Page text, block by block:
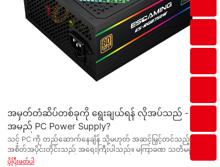
အမှတ်တံဆိပ်တစ်ခုကို ရွေးချယ်ရန် လိုအပ်သည် -
အမည် PC Power Supply?
သင့် PC ကို တည်ဆောက်နေချိန် သို့မဟုတ် အဆင့်မြှင့်တင်သည့်အခါ အစိတ်အပိုင်းတိုင်းသည် အရေးကြီးပါသည်။ မကြာခဏ သတိမမူမိသေးသော အရေးကြီးသော အစိတ်အပိုင်းတစ်ခုမှာ ပါဝါထောက်ပံ့ရေးယူနစ် (PSU) ဖြစ်သည်။ ဤဆောင်းပါးတွင်၊ ယုံကြည်စိတ်ချရသောအမှတ်တံဆိပ်အမည် PSU ကိုရွေးချယ်ခြင်းသည် သင့်ကွန်ပြူတာစနစ်၏အသက်ရှည်မှုနှင့်စွမ်းဆောင်ရည်အတွက်မရှိမဖြစ်လိုအပ်သောအကြောင်းရင်းများကိုအသေးစိတ်ဖော်ပြပါမည်။ သင်၏ PC တည်ဆောက်မှုအတွက် သင်၏ PSU ရွေးချယ်မှုကို ဂရုတစိုက် စဉ်းစားရန် အဘယ်ကြောင့် လိုအပ်သည်ကို ရှာဖွေကြည့်ကြပါစို့။ - ယုံကြည်စိတ်ချရသော PC Power Supply Brand ကိုရွေးချယ်ခြင်း၏အရေးကြီးမှု ကွန်ပြူတာတစ်လုံး တည်ဆောက်ခြင်း သို့မဟုတ် အဆင့်မြှင့်တင်ခြင်း နှင့်ပတ်သက်လာလျှင် လျစ်လျူရှုခံရလေ့ရှိသော အရေးကြီးဆုံးအစိတ်အပိုင်းတစ်ခုမှာ ပါဝါထောက်ပံ့ရေးယူနစ် (PSU) ဖြစ်သည်။ ယုံကြည်စိတ်ချရသော PSU သည် သင့်ကွန်ပျူတာစနစ်၏ တည်ငြိမ်မှုနှင့် စွမ်းဆောင်ရည်ကို သေချာစေရန်အတွက် မရှိမဖြစ်လိုအပ်ပါသည်။ ဤဆောင်းပါးတွင်၊ ယုံကြည်စိတ်ချရသော PC ပါဝါထောက်ပံ့မှုအမှတ်တံဆိပ်ကိုရွေးချယ်ခြင်း၏အရေးကြီးမှုနှင့် ပါဝါထောက်ပံ့သူ သို့မဟုတ် ထုတ်လုပ်သူအား ရွေးချယ်ရာတွင် ထည့်သွင်းစဉ်းစားရမည့် အဓိကအချက်များအကြောင်း အသေးစိပ်ဖော်ပြပါမည်။ ကျော်ကြားသော PC ပါဝါထောက်ပံ့ရေးအမှတ်တံဆိပ်ကို ရွေးချယ်ခြင်းသည် အကြောင်းအမျိုးမျိုးကြောင့် အရေးကြီးပါသည်။ ပထမဦးစွာ၊ အရည်အသွေးပြည့်မီသော PSU သည် သင့်ကွန်ပြူတာအတွင်းရှိ အစိတ်အပိုင်းအားလုံးကို ချောမွေ့ပြီး ထိရောက်စွာလည်ပတ်နိုင်စေရန် တည်ငြိမ်ပြီး တသမတ်တည်း ပါဝါထောက်ပံ့မှုကို ပေးပါလိမ့်မည်။ အခြားတစ်ဖက်တွင်၊ စျေးပေါသော သို့မဟုတ် ယုံကြည်စိတ်ချရသော PSU သည် ပါဝါအတက်အကျများကို ဖြစ်ပေါ်စေနိုင်ပြီး၊ ၎င်းသည် ဟာ့ဒ်ဝဲပျက်စီးမှုနှင့် စနစ်ပျက်ကျမှုကို ဖြစ်စေနိုင်သည်။ ထို့အပြင်၊ ကျော်ကြားသော ပါဝါထောက်ပံ့သည့် ထုတ်လုပ်သူသည် ၎င်းတို့၏ ထုတ်ကုန်များအတွက် အာမခံချက်တစ်ခု ပေးမည်ဖြစ်ပြီး သင်၏ရင်းနှီးမြှုပ်နှံမှုကို အကာအကွယ်ပေးကြောင်း စိတ်အေးချမ်းသာမှုနှင့် အာမခံချက်ပေးမည်ဖြစ်သည်။ ဤအာမခံချက်သည် PSU ချို့ယွင်းမှုကြောင့် သင့်စနစ်ရှိ အခြားအစိတ်အပိုင်းများအတွက် ပျက်စီးဆုံးရှုံးမှုများကို အကျုံးဝင်စေပြီး ငွေကုန်ကြေးကျများသော ပြုပြင်မှုများ သို့မဟုတ် အစားထိုးမှုများမှ သင့်ကို သက်သာစေပါသည်။ ထို့အပြင်၊ လူသိများပြီး ထူထောင်ထားသော အမှတ်တံဆိပ်တစ်ခုကို ရွေးချယ်ခြင်းသည် ဘေးကင်းမှုနှင့် စွမ်းဆောင်ရည်အတွက် စမ်းသပ်ပြီး အသိအမှတ်ပြုထားသော ထုတ်ကုန်တစ်ခုကို ဝယ်ယူကြောင်း သေချာစေမည်ဖြစ်သည်။ ဂုဏ်သိက္ခာရှိသော ပါဝါထောက်ပံ့ရောင်းချသူများသည် တင်းကျပ်သော အရည်အသွေးထိန်းချုပ်မှုအစီအမံများနှင့် စက်မှုလုပ်ငန်းစံနှုန်းများကို လိုက်နာကြပြီး၊ ၎င်းတို့၏ထုတ်ကုန်များသည် ယုံကြည်စိတ်ချရမှုနှင့် ထိရောက်မှုအမြင့်ဆုံးအဆင့်များပြည့်မီကြောင်း အာမခံပါသည်။ ပါဝါထောက်ပံ့ရေး ပေးသွင်းသူ သို့မဟုတ် ထုတ်လုပ်သူအား ရွေးချယ်ရာတွင် ထည့်သွင်းစဉ်းစားရမည့် အချက်များစွာရှိသည်။ ပထမဦးစွာ၊ သင့်ကွန်ပျူတာစနစ်၏ ပါဝါလိုအပ်ချက်များနှင့် ကိုက်ညီကြောင်း သေချာစေရန် PSU ၏ wattage rating ကို စစ်ဆေးပါ။ အနာဂတ်အဆင့်မြှင့်တင်မှုများ သို့မဟုတ် တိုးချဲ့မှုများအတွက် သင့်စနစ်လိုအပ်သည်ထက် အနည်းငယ်ပိုသော ဝပ်အားရှိသော PSU ကို ရွေးချယ်ရန် အရေးကြီးသည်။ ထို့အပြင်၊ လည်ပတ်နေစဉ်အတွင်း အပူအဖြစ် ပါဝါမည်မျှ ဖြုန်းတီးသည်ကို ဆုံးဖြတ်ပေးမည်ဖြစ်သောကြောင့် PSU ၏ စွမ်းဆောင်ရည်အဆင့်သတ်မှတ်ချက်ကို ထည့်သွင်းစဉ်းစားပါ။ ယူနစ်သည် စက်မှုလုပ်ငန်းမှသတ်မှတ်ထားသော အချို့သောထိရောက်မှုစံနှုန်းများနှင့်ကိုက်ညီကြောင်းပြသသည့် 80 Plus အသိအမှတ်ပြုလက်မှတ်ဖြင့် PSUs ကိုရှာဖွေပါ။ ထည့်သွင်းစဉ်းစားရန် နောက်ထပ်အရေးကြီးသည့်အချက်မှာ PSU တွင် အသုံးပြုထားသော အစိတ်အပိုင်းများ၏ အရည်အသွေးဖြစ်သည်။ ရေရှည်ယုံကြည်စိတ်ချရမှုနှင့် စွမ်းဆောင်ရည်ကိုသေချာစေရန် အရည်အသွေးမြင့် ကာပတ်စီတာများ၊ ထရန်စဖော်မာများနှင့် အခြားအစိတ်အပိုင်းများကို အသုံးပြုသည့် ပါဝါထောက်ပံ့ရေးထုတ်လုပ်သူအား ရွေးချယ်ပါ။ နိဂုံးချုပ်အနေဖြင့်၊ ယုံကြည်စိတ်ချရသော PC ပါဝါထောက်ပံ့မှုအမှတ်တံဆိပ်ကို ရွေးချယ်ခြင်းသည် သင့်ကွန်ပျူတာစနစ်၏ အလုံးစုံတည်ငြိမ်မှုနှင့် စွမ်းဆောင်ရည်အတွက် မရှိမဖြစ်လိုအပ်ပါသည်။ ကျော်ကြားသော ပါဝါထောက်ပံ့သူ သို့မဟုတ် ထုတ်လုပ်သူအား ရွေးချယ်ခြင်းဖြင့်၊ သင့်စနစ်သည် ဟာ့ဒ်ဝဲပျက်စီးမှု သို့မဟုတ် စနစ်ပျက်ဆီးမှုအန္တရာယ်မရှိဘဲ ချောမွေ့ပြီး ထိရောက်စွာလည်ပတ်ကြောင်း သေချာစေနိုင်ပါသည်။ သင့်ဆုံးဖြတ်ချက်ချရာတွင် ဝပ်အား၊ ထိရောက်မှုအဆင့်သတ်မှတ်ချက်နှင့် အစိတ်အပိုင်းအရည်အသွေးတို့ကဲ့သို့သော အကြောင်းရင်းများကို ထည့်သွင်းစဉ်းစားရန် မမေ့ပါနှင့်၊ စက်မှုလုပ်ငန်းတွင် ယုံကြည်စိတ်ချရသော အမှတ်တံဆိပ်ကို အမြဲရွေးချယ်ပါ။ - Brand-Name PC Power Supply ကိုရွေးချယ်ရာတွင် ထည့်သွင်းစဉ်းစားရမည့်အချက်များ ကွန်ပြူတာတစ်လုံးတည်ဆောက်ခြင်း သို့မဟုတ် အဆင့်မြှင့်တင်ခြင်းတွင် ထည့်သွင်းစဉ်းစားရမည့် အရေးကြီးဆုံးအစိတ်အပိုင်းတစ်ခုမှာ ပါဝါထောက်ပံ့ရေးယူနစ် (PSU) ဖြစ်သည်။ PC ပါဝါထောက်ပံ့မှုသည် ကွန်ပျူတာအတွင်းရှိ အစိတ်အပိုင်းအားလုံးကို လိုအပ်သော လျှပ်စစ်စွမ်းအင်ကို ပေးဆောင်ရန် တာဝန်ရှိသည်။ မကြာသေးမီနှစ်များအတွင်း၊ သင့် PC အတွက် အမှတ်တံဆိပ်အမည်ပါဝါထောက်ပံ့မှုရွေးချယ်ခြင်း၏ အရေးပါမှုအပေါ် အလေးပေးမှု တိုးလာခဲ့သည်။ အဘယ်ကြောင့်ဆိုသော် ပါဝါထောက်ပံ့မှုအားလုံးကို ညီတူညီမျှ ဖန်တီးထားခြင်းမဟုတ်သောကြောင့်၊ ယုံကြည်စိတ်ချရပြီး ဂုဏ်သိက္ခာရှိသော အမှတ်တံဆိပ်ကို ရွေးချယ်ခြင်းသည် သင့်ကွန်ပျူတာ၏ စွမ်းဆောင်ရည်နှင့် ကြာရှည်မှုကို သိသာထင်ရှားစွာ ကွာခြားသွားစေနိုင်ပါသည်။ Brand-name PC power supply ကိုရွေးချယ်ရာတွင် ထည့်သွင်းစဉ်းစားရမည့်အချက်များစွာရှိပါသည်။ အရေးကြီးဆုံးအချက်တစ်ခုမှာ power supply တွင်အသုံးပြုသောအစိတ်အပိုင်းများ၏အရည်အသွေးဖြစ်သည်။ အရည်အသွေးမြင့် ပါဝါထောက်ပံ့မှုသည် အရည်အသွေးမြင့် ကာပတ်စီတာများနှင့် ထရန်စစ္စတာများကဲ့သို့ ကြာရှည်ခံရန် ဒီဇိုင်းထုတ်ထားသည့် အစိတ်အပိုင်းများကို အသုံးပြုမည်ဖြစ်သည်။ ဤအစိတ်အပိုင်းများသည် ပိုမိုယုံကြည်စိတ်ချရပြီး ပျက်ကွက်နိုင်ခြေနည်းသောကြောင့် သင့်ကွန်ပြူတာအစိတ်အပိုင်းများကို ထိခိုက်ပျက်စီးမှုမှ ကာကွယ်နိုင်ပါသည်။ ဆန့်ကျင်ဘက်အားဖြင့် အရည်အသွေးနိမ့် ပါဝါထောက်ပံ့မှုများသည် ပျက်ကွက်နိုင်ခြေပိုများသော ဈေးပေါသော အစိတ်အပိုင်းများကို အသုံးပြုနိုင်ပြီး သင့်ကွန်ပြူတာပျက်စီးမှုနှင့် ဒေတာများ ဆုံးရှုံးနိုင်ခြေကို ဖြစ်စေသည်။ Brand-name PC ပါဝါထောက်ပံ့မှုကို ရွေးချယ်ရာတွင် ထည့်သွင်းစဉ်းစားရမည့် နောက်ထပ်အချက်မှာ စွမ်းဆောင်ရည်အဆင့်သတ်မှတ်ချက်ဖြစ်သည်။ ပါဝါထောက်ပံ့မှု၏ ထိရောက်မှုအဆင့်သတ်မှတ်ချက်သည် သင့်ကွန်ပျူတာအစိတ်အပိုင်းများအတွက် နံရံပလပ်ပေါက်မှ AC ပါဝါအား DC ပါဝါအဖြစ်သို့ မည်မျှထိထိရောက်ရောက်ပြောင်းပေးသည်ကို တိုင်းတာသည်။ ပိုမိုထိရောက်မှုအဆင့်သတ်မှတ်ချက်သည် ပါဝါထောက်ပံ့မှုသည် AC ပါဝါကို DC ပါဝါအဖြစ်သို့ ပြောင်းလဲပေးနိုင်ပြီး စွမ်းအင်ဖြုန်းတီးမှုနည်းပါးပြီး လျှပ်စစ်မီတာခများ လျော့နည်းစေသည်ဟု ဆိုလိုသည်။ ကုန်အမှတ်တံဆိပ်အမည်ပါ ပါဝါထောက်ပံ့မှုများသည် ယေဘုယျ သို့မဟုတ် အမှတ်တံဆိပ်မဟုတ်သော ပါဝါထောက်ပံ့မှုများနှင့် နှိုင်းယှဉ်ပါက ပိုမိုထိရောက်မှုအဆင့်သတ်မှတ်ချက်များ ပိုများပါသည်။ အစိတ်အပိုင်းများ၏ အရည်အသွေးနှင့် ထိရောက်မှုအဆင့်သတ်မှတ်ချက်များအပြင် ပါဝါထောက်ပံ့ရေးထုတ်လုပ်သူမှ ပေးဆောင်သော အာမခံနှင့် သုံးစွဲသူပံ့ပိုးမှုတို့ကို ထည့်သွင်းစဉ်းစားရန် အရေးကြီးပါသည်။ ကုန်အမှတ်တံဆိပ်အမည်ပါ ပါဝါထောက်ပံ့ရေးထုတ်လုပ်သူများသည် ပုံမှန်အားဖြင့် ယေဘူယျ သို့မဟုတ် အမှတ်တံဆိပ်မဟုတ်သော ထုတ်လုပ်သူများနှင့် နှိုင်းယှဉ်ပါက ပိုမိုကြာရှည်သော အာမခံချက်နှင့် ဖောက်သည်ပံ့ပိုးမှု ပိုမိုကောင်းမွန်ပါသည်။ ၎င်းသည် သင့်အား ပါဝါထောက်ပံ့မှုတွင် တစ်စုံတစ်ခု မှားယွင်းသွားသောအခါတွင် သင့်အား ကာကွယ်ထားကြောင်း သိထားခြင်းဖြင့် သင့်အား စိတ်အေးချမ်းမှုပေးနိုင်ပါသည်။ ထို့အပြင်၊ ကျော်ကြားသော ကုန်အမှတ်တံဆိပ်များသည် သုံးစွဲသူများထံမှ ကောင်းသောဂုဏ်သတင်းနှင့် အပြုသဘောဆောင်သော သုံးသပ်ချက်များ ရရှိရန် အလားအလာပိုများသည်၊ ၎င်းသည် သင့် PC အတွက် ပါဝါထောက်ပံ့မှုကို ရွေးချယ်ရာတွင် အသိဉာဏ်ဖြင့် ဆုံးဖြတ်ချက်ချရန် ကူညီပေးနိုင်ပါသည်။ အမှတ်တံဆိပ်အမည် PC ပါဝါထောက်ပံ့မှုကို ရွေးချယ်သည့်အခါ၊ သင့်ကွန်ပျူတာအစိတ်အပိုင်းများ၏ ပါဝါလိုအပ်ချက်များကို ထည့်သွင်းစဉ်းစားရန်လည်း အရေးကြီးပါသည်။ မတူညီသော အစိတ်အပိုင်းများသည် မတူညီသော ပါဝါပမာဏ လိုအပ်ပြီး သင့်ကွန်ပျူတာ၏ ပါဝါလိုအပ်ချက်များကို ဖြည့်ဆည်းပေးနိုင်သော ပါဝါထောက်ပံ့မှုကို ရွေးချယ်ရန် အရေးကြီးပါသည်။ CPU၊ GPU နှင့် hard drive ကဲ့သို့သော အစိတ်အပိုင်းတစ်ခုစီ၏ ပါဝါလိုအပ်ချက်များကို ပေါင်းထည့်ခြင်းဖြင့် သင့်ကွန်ပျူတာ၏ စုစုပေါင်းပါဝါလိုအပ်ချက်များကို တွက်ချက်နိုင်ပါသည်။ သင့်ကွန်ပြူတာ၏ စုစုပေါင်းပါဝါလိုအပ်ချက်များထက် ပိုမိုများပြားသော ပါဝါထောက်ပံ့မှုအား ရွေးချယ်ရန် အကြံပြုလိုသည်မှာ ၎င်းတွင် ပါဝါလုံလောက်စွာ လည်ပတ်နိုင်ရန် အကြံပြုထားသည်။ နိဂုံးချုပ်အနေဖြင့်၊ သင့်ကွန်ပြူတာ၏ စွမ်းဆောင်ရည်နှင့် တာရှည်ခံမှုကို သေချာစေရန်အတွက် brand-name PC ပါဝါထောက်ပံ့မှုကို ရွေးချယ်ခြင်းသည် မရှိမဖြစ်လိုအပ်ပါသည်။ အစိတ်အပိုင်းများ၏ အရည်အသွေး၊ စွမ်းဆောင်ရည်အဆင့်သတ်မှတ်ချက်၊ အာမခံချက်နှင့် ပါဝါလိုအပ်ချက်များကဲ့သို့သော အကြောင်းရင်းများကို ထည့်သွင်းစဉ်းစားခြင်းဖြင့်၊ သင့် PC အတွက် ပါဝါထောက်ပံ့မှုကို ရွေးချယ်သည့်အခါ အသိဉာဏ်ဖြင့် ဆုံးဖြတ်ချက်ချနိုင်သည်။ ယုံကြည်စိတ်ချရပြီး ဂုဏ်သိက္ခာရှိသော အမှတ်တံဆိပ်ပါဝါထောက်ပံ့မှုတွင် ရင်းနှီးမြုပ်နှံခြင်းသည် သင့်ကွန်ပြူတာအစိတ်အပိုင်းများကို ပျက်စီးစေမည့် အလားအလာများကို တားဆီးနိုင်ပြီး သင့်ကွန်ပျူတာသည် လက်ထဲတွင် ရှိနေကြောင်း သိထားခြင်းဖြင့် သင့်အား စိတ်အေးချမ်းမှု ပေးစွမ်းနိုင်ပါသည်။ - သင့် PC Power Supply အတွက် ယုံကြည်စိတ်ချရသော Brand တစ်ခုတွင် ရင်းနှီးမြှုပ်နှံခြင်း၏ အကျိုးကျေးဇူးများ သင့်ကွန်ပြူတာအတွက် PC ပါဝါထောက်ပံ့မှုတွင် ရင်းနှီးမြုပ်နှံသည့်အခါ ယုံကြည်စိတ်ချရသော အမှတ်တံဆိပ်ကို ရွေးချယ်ခြင်းသည် အရေးကြီးပါသည်။ ယုံကြည်စိတ်ချရပြီး အရည်အသွေးမြင့် ပါဝါထောက်ပံ့မှုသည် သင့် PC ၏ အလုံးစုံစွမ်းဆောင်ရည်နှင့် အသက်ရှည်မှုအတွက် မရှိမဖြစ်လိုအပ်ပါသည်။ ဤဆောင်းပါးတွင်၊ သင်၏ PC ပါဝါထောက်ပံ့မှုအတွက် ယုံကြည်စိတ်ချရသောအမှတ်တံဆိပ်တစ်ခုတွင် ရင်းနှီးမြှုပ်နှံခြင်း၏ အကျိုးကျေးဇူးများကို ကျွန်ုပ်တို့ အသေးစိပ်ဖော်ပြပါမည်။ PC ပါဝါထောက်ပံ့မှုကိုရွေးချယ်သည့်အခါ ယုံကြည်ရသောအမှတ်တံဆိပ်ကိုရွေးချယ်ရန် အဓိကအကြောင်းရင်းတစ်ခုမှာ အရည်အသွေး၏အာမခံချက်ဖြစ်သည်။ ဂုဏ်သိက္ခာရှိသော အမှတ်တံဆိပ်များသည် ရပ်တည်ရန် နာမည်ကောင်းရှိပြီး ၎င်းတို့၏ ထုတ်ကုန်များ၏ စွမ်းဆောင်ရည်နှင့် ယုံကြည်စိတ်ချရမှုကို ဦးစားပေးပါသည်။ ဆိုလိုသည်မှာ နာမည်ကြီးအမှတ်တံဆိပ်တစ်ခုမှ ပါဝါထောက်ပံ့မှုသည် စက်မှုလုပ်ငန်းစံနှုန်းများနှင့် ကိုက်ညီပြီး သင့် PC လိုအပ်သော ပါဝါကို ပြဿနာတစ်စုံတစ်ရာမရှိဘဲ ပေးပို့နိုင်မည်ဟု ယုံကြည်စိတ်ချနိုင်ပါသည်။ အရည်အသွေးအပြင်၊ သင့် PC ပါဝါထောက်ပံ့မှုအတွက် ယုံကြည်စိတ်ချရသော အမှတ်တံဆိပ်တစ်ခုကို ရွေးချယ်ခြင်းသည်လည်း လိုက်ဖက်ညီမှုကို သေချာစေသည်။ ကျော်ကြားသောအမှတ်တံဆိပ်များမှ ပါဝါထောက်ပံ့မှုများကို မားသားဘုတ်များ၊ ဂရပ်ဖစ်ကတ်များနှင့် ပရိုဆက်ဆာများအပါအဝင် ကွန်ပျူတာအစိတ်အပိုင်းများစွာဖြင့် ချောမွေ့စွာအလုပ်လုပ်နိုင်ရန် ဒီဇိုင်းထုတ်ထားပါသည်။ သင့် PC ကို ချောမွေ့စွာနှင့် ထိရောက်စွာလည်ပတ်နိုင်စေရန်အတွက် ဤလိုက်ဖက်ညီမှုသည် မရှိမဖြစ်လိုအပ်ပါသည်။ ထို့အပြင်၊ သင်၏ PC ပါဝါထောက်ပံ့မှုအတွက် ယုံကြည်ရသော အမှတ်တံဆိပ်တစ်ခုတွင် ရင်းနှီးမြုပ်နှံခြင်းသည် အာမခံနှင့် ဖောက်သည်ပံ့ပိုးမှုတို့နှင့်ပတ်သက်လာသောအခါ စိတ်ငြိမ်သက်မှုကို ပေးစွမ်းနိုင်သည်။ နာမည်ကြီး အမှတ်တံဆိပ်များစွာသည် ရက်ရောသော အာမခံမူဝါဒများနှင့် ကောင်းမွန်သော ဖောက်သည်ဝန်ဆောင်မှုကို ပေးဆောင်ထားသောကြောင့် သင့်အား ပါဝါထောက်ပံ့မှုတွင် ပြဿနာတစ်စုံတစ်ရာရှိလာပါက ဂရုစိုက်ခံရမည်ဟု စိတ်ချယုံကြည်နိုင်ပါသည်။ ဤပံ့ပိုးမှုအဆင့်သည် သင့် PC နှင့် သုံးစွဲသူများ၏ အတွေ့အကြုံနှင့် စိတ်ကျေနပ
ပိုပြီးဖတ်ပါ